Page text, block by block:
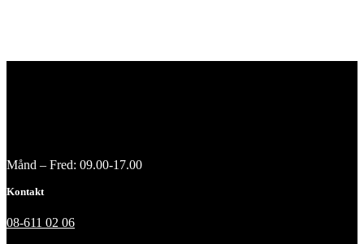
Månd – Fred: 09.00-17.00
Kontakt
08-611 02 06